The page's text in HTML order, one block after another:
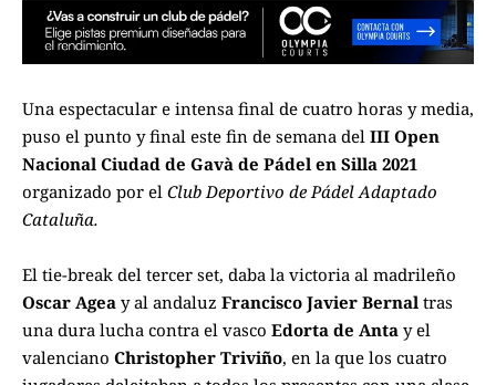
Una espectacular e intensa final de cuatro horas y media,
puso el punto y final este fin de semana del III Open
Nacional Ciudad de Gavà de Pádel en Silla 2021
organizado por el Club Deportivo de Pádel Adaptado
Cataluña.
El tie-break del tercer set, daba la victoria al madrileño
Oscar Agea y al andaluz Francisco Javier Bernal tras
una dura lucha contra el vasco Edorta de Anta y el
valenciano Christopher Triviño, en la que los cuatro